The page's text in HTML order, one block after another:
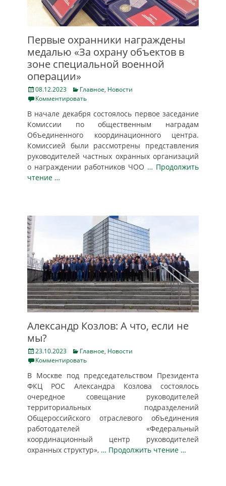
Первые охранники награждены
медалью «За охрану объектов в
зоне специальной военной
операции»
Posted
on
08.12.2023 Categories
Главное, Новости
Комментировать
В начале декабря состоялось первое заседание
Комиссии по общественным наградам
Объединенного координационного центра.
Комиссией были рассмотрены представления
руководителей частных охранных организаций
о награждении работников ЧОО … Продолжить
чтение …
Александр Козлов: А что, если не
мы?
Posted
on
23.10.2023 Categories
Главное, Новости
Комментировать
В Москве под председательством Президента
ФКЦ РОС Александра Козлова состоялось
очередное совещание руководителей
территориальных подразделений
Общероссийского отраслевого объединения
работодателей «Федеральный
координационный центр руководителей
охранных структур», … Продолжить чтение …